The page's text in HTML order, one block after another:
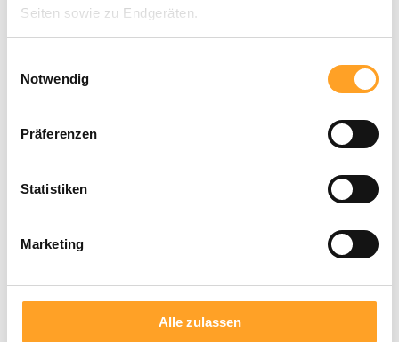
Seiten sowie zu Endgeräten.
Verwendung dieser Technologien ein. Unter „Anpassen“
können Sie eine Auswahl der Dienste vornehmen oder
diese ablehnen. Die Einwilligung können Sie jederzeit mit
Wirkung für die Zukunft einzeln widerrufen oder ändern.
Notwendig
Präferenzen
Statistiken
Marketing
Alle zulassen
Zuletzt angesehen
Kunden haben sich ebenfalls angesehen
Ähnliche Artikel